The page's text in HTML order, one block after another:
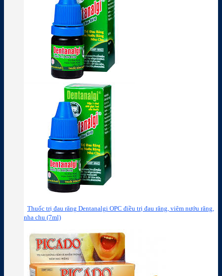
Thuốc trị đau răng Dentanalgi OPC điều trị đau răng, viêm nướu răng,
nha chu (7ml)